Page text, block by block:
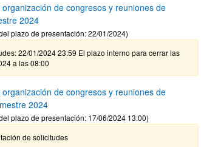
de congresos y reuniones de
2024
plazo de presentación: 22/01/2024)
22/01/2024 23:59 El plazo interno para cerrar las
a las 08:00
de congresos y reuniones de
2024
plazo de presentación: 17/06/2024 13:00)
de solicitudes